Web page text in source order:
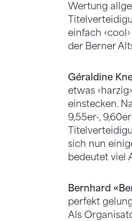
Wertung
einfach
der Berner
Géraldine
etwas
einstecken.
9,55er-,
sich nun
bedeutet viel
Bernhard
perfekt
Als